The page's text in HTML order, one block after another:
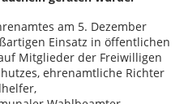
am 5. Dezember
Einsatz in öffentlichen
Mitglieder der Freiwilligen
ehrenamtliche Richter